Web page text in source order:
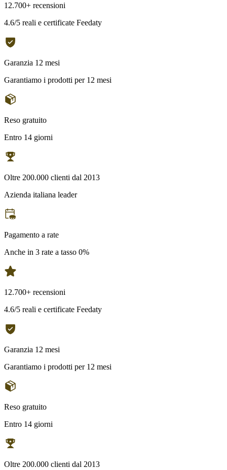
12.700+ recensioni
4.6/5 reali e certificate Feedaty
Garanzia 12 mesi
Garantiamo i prodotti per 12 mesi
Reso gratuito
Entro 14 giorni
Oltre 200.000 clienti dal 2013
Azienda italiana leader
Pagamento a rate
Anche in 3 rate a tasso 0%
12.700+ recensioni
4.6/5 reali e certificate Feedaty
Garanzia 12 mesi
Garantiamo i prodotti per 12 mesi
Reso gratuito
Entro 14 giorni
Oltre 200.000 clienti dal 2013